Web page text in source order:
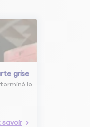
grise
le
savoir